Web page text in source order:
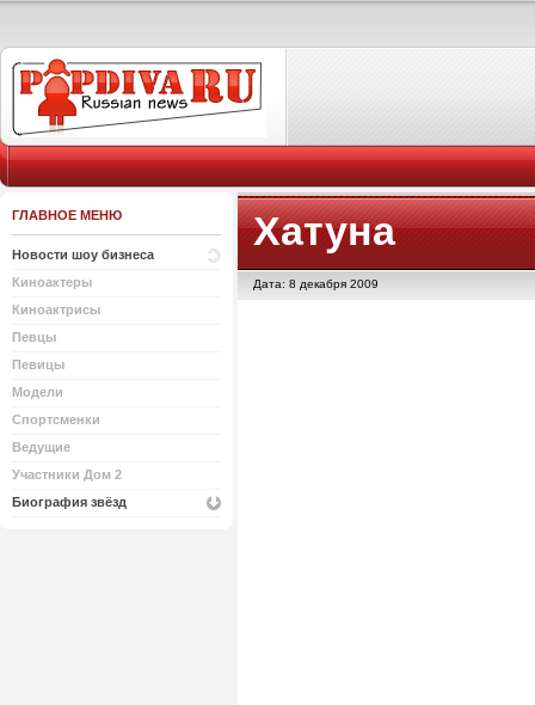
ГЛАВНОЕ МЕНЮ
Новости шоу бизнеса
Киноактеры
Киноактрисы
Певцы
Певицы
Модели
Спортсменки
Ведущие
Участники Дом 2
Биография звёзд
Хатуна
Дата: 8 декабря 2009